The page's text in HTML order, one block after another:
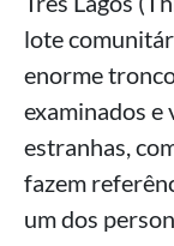
lote
enorme
examinados e
estranhas,
fazem
um dos